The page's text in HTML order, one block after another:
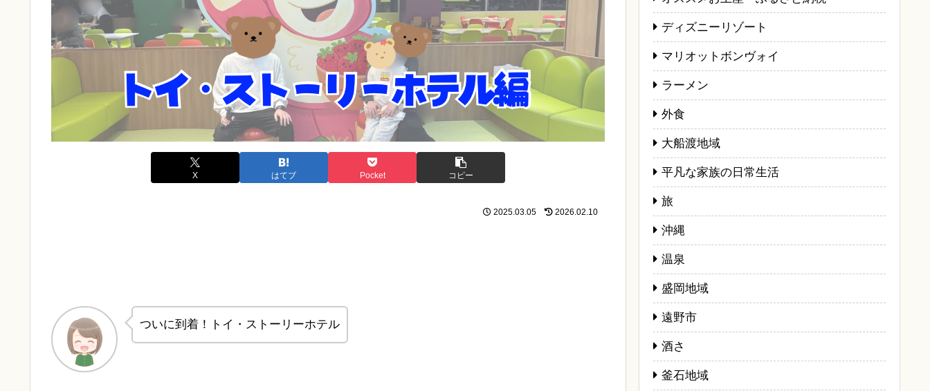
X はてブ Pocket コピー
2025.03.05 2026.02.10
ついに到着！トイ・ストーリーホテル
ディズニーリゾート
マリオットボンヴォイ
ラーメン
外食
大船渡地域
平凡な家族の日常生活
旅
沖縄
温泉
盛岡地域
遠野市
酒さ
釜石地域